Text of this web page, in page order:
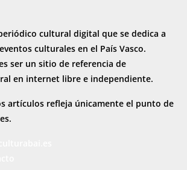
cultural digital que se dedica a
culturales en el País Vasco.
ser un sitio de referencia de
en internet libre e independiente.
artículos refleja únicamente el punto de